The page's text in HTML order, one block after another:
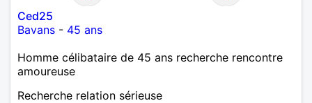
Ced25
Bavans - 45 ans
Homme célibataire de 45 ans recherche rencontre
amoureuse
Recherche relation sérieuse